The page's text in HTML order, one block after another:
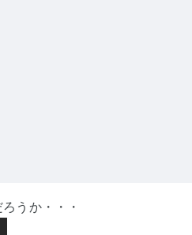
うか・・・